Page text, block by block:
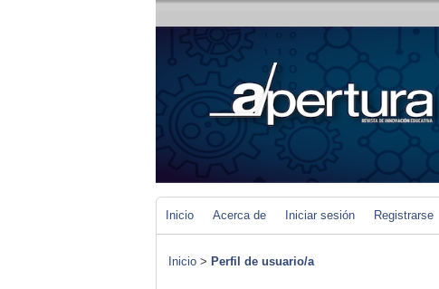
Inicio Acerca de Iniciar sesión Registrarse
Inicio > Perfil de usuario/a